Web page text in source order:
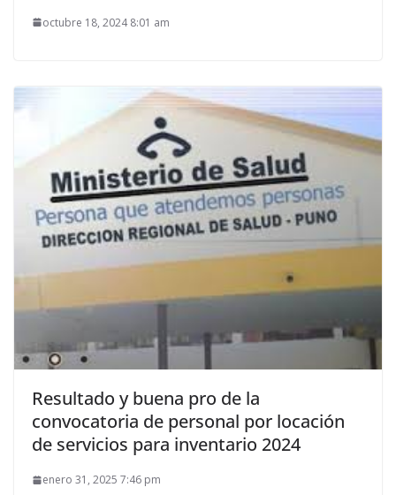
octubre 18, 2024 8:01 am
Resultado y buena pro de la
convocatoria de personal por locación
de servicios para inventario 2024
enero 31, 2025 7:46 pm